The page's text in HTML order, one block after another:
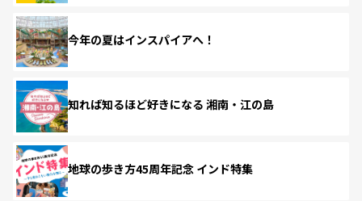
今年の夏はインスパイアへ！
知れば知るほど好きになる 湘南・江の島
地球の歩き方45周年記念 インド特集